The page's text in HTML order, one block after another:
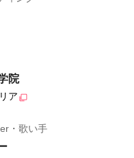
院
ア
・歌い手